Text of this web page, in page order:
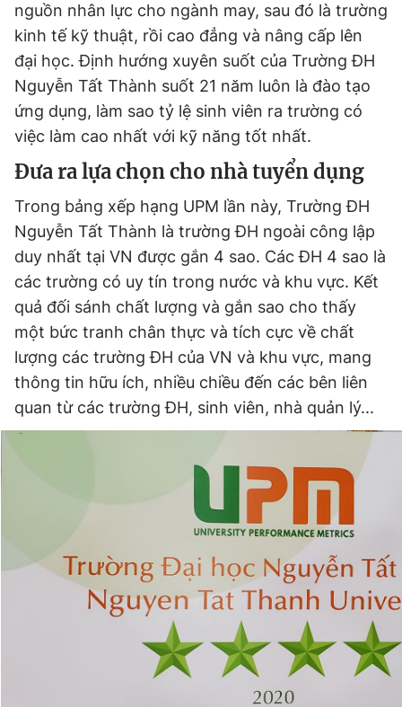
nguồn nhân lực cho ngành may, sau đó là trường
kinh tế kỹ thuật, rồi cao đẳng và nâng cấp lên
đại học. Định hướng xuyên suốt của Trường ĐH
Nguyễn Tất Thành suốt 21 năm luôn là đào tạo
ứng dụng, làm sao tỷ lệ sinh viên ra trường có
việc làm cao nhất với kỹ năng tốt nhất.
Đưa ra lựa chọn cho nhà tuyển dụng
Trong bảng xếp hạng UPM lần này, Trường ĐH
Nguyễn Tất Thành là trường ĐH ngoài công lập
duy nhất tại VN được gắn 4 sao. Các ĐH 4 sao là
các trường có uy tín trong nước và khu vực. Kết
quả đối sánh chất lượng và gắn sao cho thấy
một bức tranh chân thực và tích cực về chất
lượng các trường ĐH của VN và khu vực, mang
thông tin hữu ích, nhiều chiều đến các bên liên
quan từ các trường ĐH, sinh viên, nhà quản lý...